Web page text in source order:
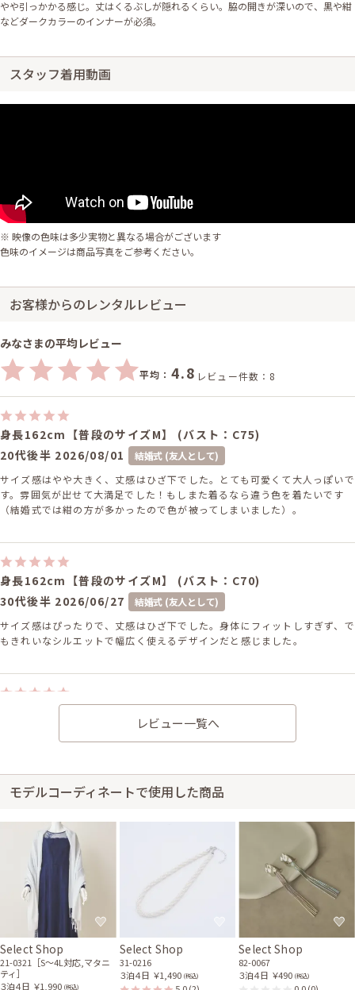
やや引っかかる感じ。丈はくるぶしが隠れるくらい。脇の開きが深いので、黒や紺
などダークカラーのインナーが必須。
スタッフ着用動画
※ 映像の色味は多少実物と異なる場合がございます
色味のイメージは商品写真をご参考ください。
お客様からのレンタルレビュー
みなさまの平均レビュー
平均： 4.8 レビュー件数：8
身長162cm【普段のサイズM】 (バスト：C75)
20代後半 2026/08/01
結婚式 (友人として)
サイズ感はやや大きく、丈感はひざ下でした。とても可愛くて大人っぽいで
す。雰囲気が出せて大満足でした！もしまた着るなら違う色を着たいです
（結婚式では紺の方が多かったので色が被ってしまいました）。
身長162cm【普段のサイズM】 (バスト：C70)
30代後半 2026/06/27
結婚式 (友人として)
サイズ感はぴったりで、丈感はひざ下でした。身体にフィットしすぎず、で
もきれいなシルエットで幅広く使えるデザインだと感じました。
身長160cm【普段のサイズM】 (バスト：E70)
結婚式 (友人として)
るドレスの形だと思います。丈感も丁度良かったです。
レビュー一覧へ
モデルコーディネートで使用した商品
Select Shop
21-0321［S〜4L対応,マタニ
ティ］
３泊４日 ￥1,990 (税込)
Select Shop
31-0216
３泊４日 ￥1,490 (税込)
Select Shop
82-0067
３泊４日 ￥490 (税込)